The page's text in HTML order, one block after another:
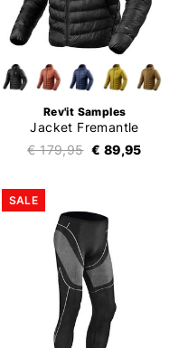
Rev'it Samples
Jacket Fremantle
€ 179,95 € 89,95
SALE